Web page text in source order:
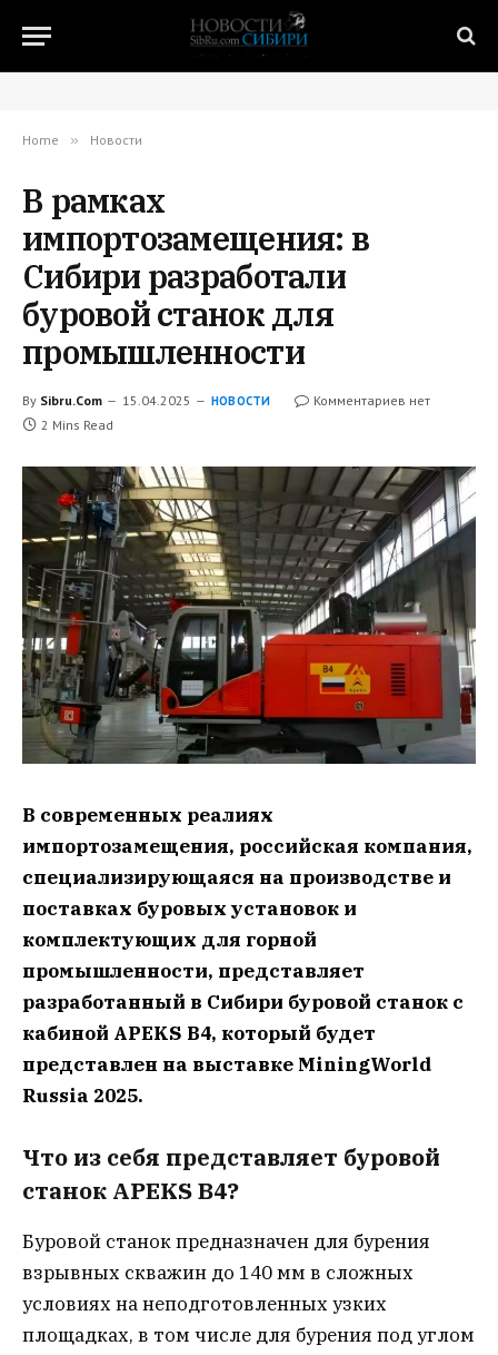
Home » Новости
В рамках
импортозамещения: в
Сибири разработали
буровой станок для
промышленности
By Sibru.Com 15.04.2025 НОВОСТИ
Комментариев нет
2 Mins Read
В современных реалиях
импортозамещения, российская компания,
специализирующаяся на производстве и
поставках буровых установок и
комплектующих для горной
промышленности, представляет
разработанный в Сибири буровой станок с
кабиной APEKS B4, который будет
представлен на выставке MiningWorld
Russia 2025.
Что из себя представляет буровой
станок APEKS B4?
Буровой станок предназначен для бурения
взрывных скважин до 140 мм в сложных
условиях на неподготовленных узких
площадках, в том числе для бурения под углом